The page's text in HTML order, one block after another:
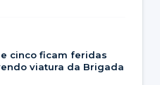
cinco ficam feridas
viatura da Brigada